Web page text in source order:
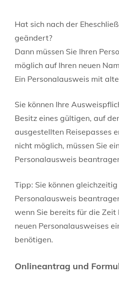
Hat sich nach der
geändert?
Dann müssen Sie Ihren
möglich auf Ihren neuen
Ein Personalausweis mit
Sie können Ihre
Besitz eines gültigen, auf
ausgestellten Reisepasses
nicht möglich, müssen Sie
Personalausweis
Tipp: Sie können
Personalausweis
wenn Sie bereits für die
neuen Personalausweises
benötigen.
Onlineantrag und